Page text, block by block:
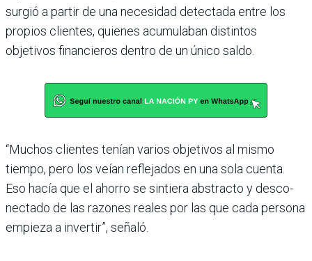
surgió a partir de una necesidad detectada entre los
propios clientes, quienes acumulaban dis­tintos
objetivos financieros dentro de un único saldo.
“Muchos clientes tenían varios objetivos al mismo
tiempo, pero los veían refle­jados en una sola cuenta.
Eso hacía que el ahorro se sintiera abstracto y desco­
nectado de las razones rea­les por las que cada persona
empieza a invertir”, señaló.